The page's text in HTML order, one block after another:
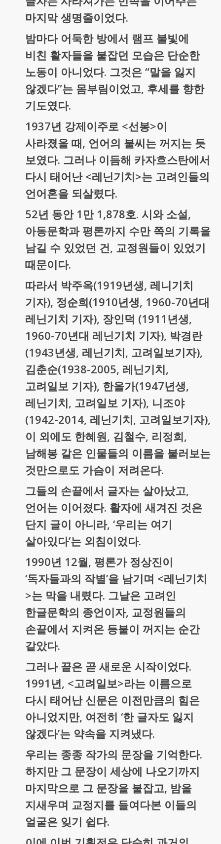
마지막 생명줄이었다.
밤마다 어둑한 방에서 램프 불빛에
비친 활자들을 붙잡던 모습은 단순한
노동이 아니었다. 그것은 “말을 잃지
않겠다”는 몸부림이었고, 후세를 향한
기도였다.
1937년 강제이주로 <선봉>이
사라졌을 때, 언어의 불씨는 꺼지는 듯
보였다. 그러나 이듬해 카자흐스탄에서
다시 태어난 <레닌기치>는 고려인들의
언어혼을 되살렸다.
52년 동안 1만 1,878호. 시와 소설,
아동문학과 평론까지 수만 쪽의 기록을
남길 수 있었던 건, 교정원들이 있었기
때문이다.
따라서 박주옥(1919년생, 레니기치
기자), 정순희(1910년생, 1960-70년대
레닌기치 기자), 장인덕 (1911년생,
1960-70년대 레닌기치 기자), 박경란
(1943년생, 레닌기치, 고려일보기자),
김춘순(1938-2005, 레닌기치,
고려일보 기자), 한올가(1947년생,
레닌기치, 고려일보 기자), 니조야
(1942-2014, 레닌기치, 고려일보기자),
이 외에도 한혜원, 김철수, 리정희,
남해봉 같은 인물들의 이름을 불러보는
것만으로도 가슴이 저려온다.
그들의 손끝에서 글자는 살아났고,
언어는 이어졌다. 활자에 새겨진 것은
단지 글이 아니라, ‘우리는 여기
살아있다’는 외침이었다.
1990년 12월, 평론가 정상진이
‘독자들과의 작별’을 남기며 <레닌기치
>는 막을 내렸다. 그날은 고려인
한글문학의 종언이자, 교정원들의
손끝에서 지켜온 등불이 꺼지는 순간
같았다.
그러나 끝은 곧 새로운 시작이었다.
1991년, <고려일보>라는 이름으로
다시 태어난 신문은 이전만큼의 힘은
아니었지만, 여전히 ‘한 글자도 잃지
않겠다’는 약속을 지켜냈다.
우리는 종종 작가의 문장을 기억한다.
하지만 그 문장이 세상에 나오기까지
마지막으로 그 문장을 붙잡고, 밤을
지새우며 교정지를 들여다본 이들의
얼굴은 잊기 쉽다.